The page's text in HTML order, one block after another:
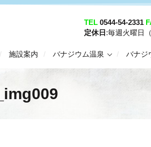
TEL0544-54-2331
定休日 :毎週火曜日
施設案内 バナジウム温泉 バナジ